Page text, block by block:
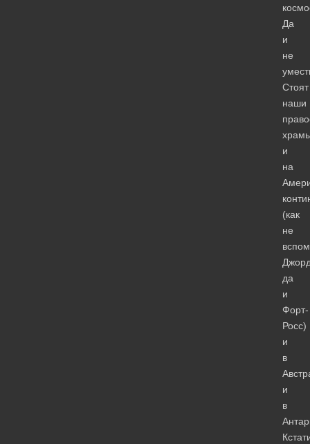
Да
и
не
Стоят
наши
и
на
(как
не
да
и
Форт-
Росс)
и
в
и
в